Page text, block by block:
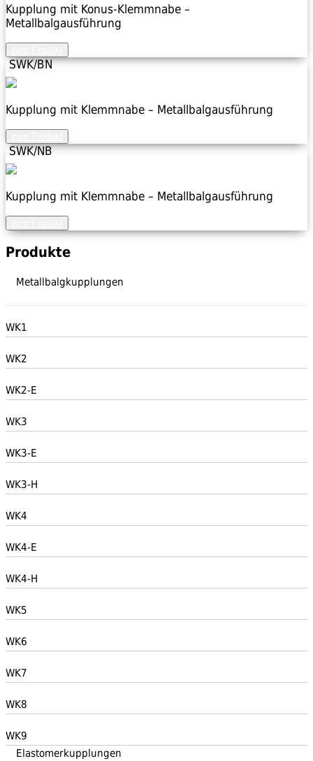
Kupplung mit Konus-Klemmnabe –
Metallbalgausführung
SWK/BN
Kupplung mit Klemmnabe – Metallbalgausführung
SWK/NB
Kupplung mit Klemmnabe – Metallbalgausführung
Produkte
Metallbalgkupplungen
WK1
WK2
WK2-E
WK3
WK3-E
WK3-H
WK4
WK4-E
WK4-H
WK5
WK6
WK7
WK8
WK9
Elastomerkupplungen